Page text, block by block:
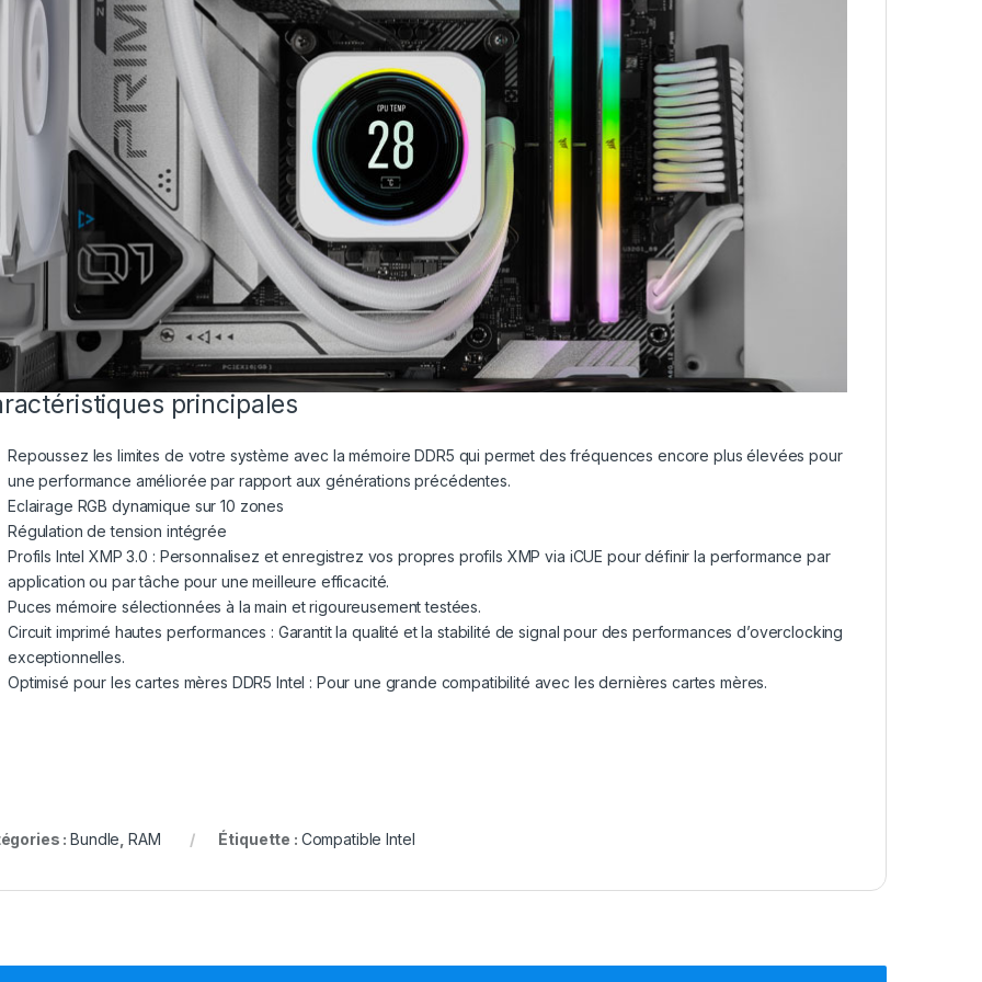
principales
Repoussez les limites de votre système avec la mémoire DDR5 qui permet des fréquences encore plus élevées pour
une performance améliorée par rapport aux générations précédentes.
Eclairage RGB dynamique sur 10 zones
Régulation de tension intégrée
Profils Intel XMP 3.0 : Personnalisez et enregistrez vos propres profils XMP via iCUE pour définir la performance par
application ou par tâche pour une meilleure efficacité.
Puces mémoire sélectionnées à la main et rigoureusement testées.
Circuit imprimé hautes performances : Garantit la qualité et la stabilité de signal pour des performances d’overclocking
exceptionnelles.
Optimisé pour les cartes mères DDR5 Intel : Pour une grande compatibilité avec les dernières cartes mères.
:Bundle ,RAM Étiquette : Compatible Intel